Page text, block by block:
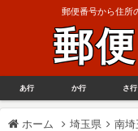
郵便番号から住所
郵
あ行 か行 さ行
ホーム 埼玉県 南埼